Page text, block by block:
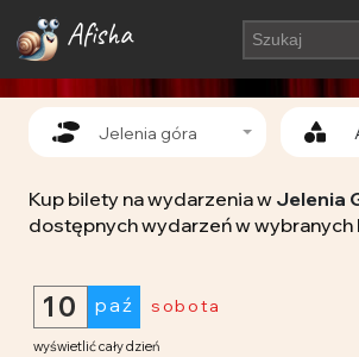
Afisha
Kup bilety na wydarzenia w Jelenia
dostępnych wydarzeń w wybranych
Jelenia góra
sobota
paź
10
wyświetlić cały dzień